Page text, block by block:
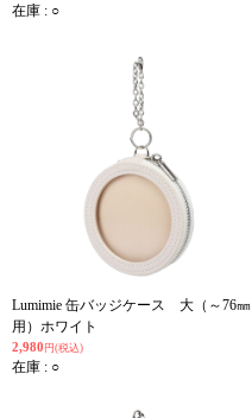
在庫 : ○
Lumimie 缶バッジケース 大（～76㎜
用）ホワイト
2,980 円(税込)
在庫 : ○